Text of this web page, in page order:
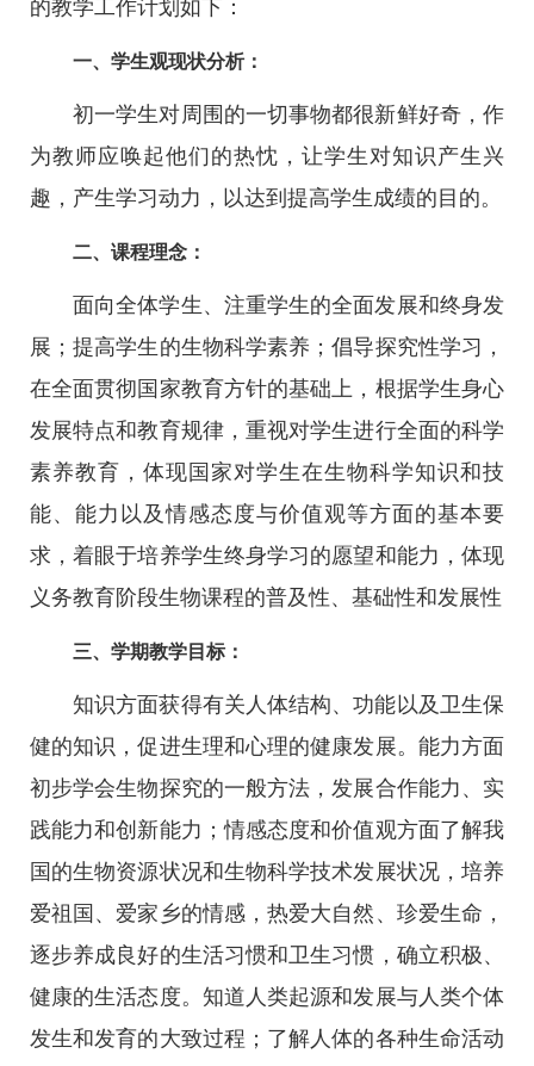
的教学工作计划如下：
一、学生观现状分析：
初一学生对周围的一切事物都很新鲜好奇，作
为教师应唤起他们的热忱，让学生对知识产生兴
趣，产生学习动力，以达到提高学生成绩的目的。
二、课程理念：
面向全体学生、注重学生的全面发展和终身发
展；提高学生的生物科学素养；倡导探究性学习，
在全面贯彻国家教育方针的基础上，根据学生身心
发展特点和教育规律，重视对学生进行全面的科学
素养教育，体现国家对学生在生物科学知识和技
能、能力以及情感态度与价值观等方面的基本要
求，着眼于培养学生终身学习的愿望和能力，体现
义务教育阶段生物课程的普及性、基础性和发展性
三、学期教学目标：
知识方面获得有关人体结构、功能以及卫生保
健的知识，促进生理和心理的健康发展。能力方面
初步学会生物探究的一般方法，发展合作能力、实
践能力和创新能力；情感态度和价值观方面了解我
国的生物资源状况和生物科学技术发展状况，培养
爱祖国、爱家乡的情感，热爱大自然、珍爱生命，
逐步养成良好的生活习惯和卫生习惯，确立积极、
健康的生活态度。知道人类起源和发展与人类个体
发生和发育的大致过程；了解人体的各种生命活动